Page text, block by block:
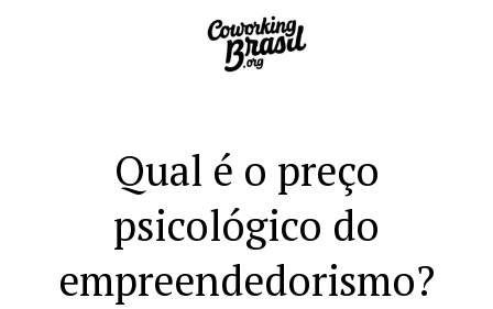
Qual é o preço
psicológico do
empreendedorismo?